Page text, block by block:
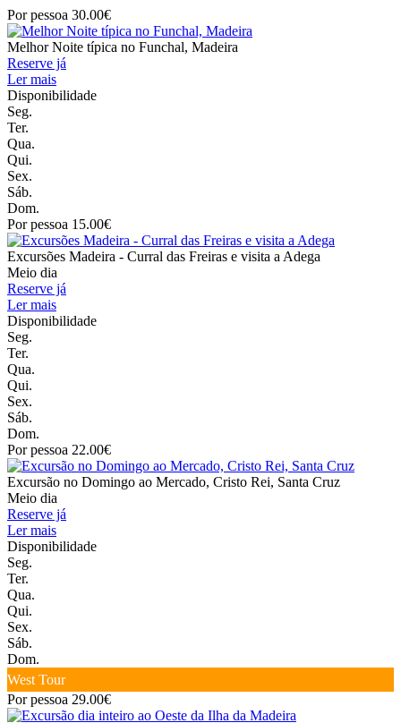
Por pessoa 30.00€
Melhor Noite típica no Funchal, Madeira
Reserve já
Ler mais
Disponibilidade
Seg.
Ter.
Qua.
Qui.
Sex.
Sáb.
Dom.
Por pessoa 15.00€
Excursões Madeira - Curral das Freiras e visita a Adega
Meio dia
Reserve já
Ler mais
Disponibilidade
Seg.
Ter.
Qua.
Qui.
Sex.
Sáb.
Dom.
Por pessoa 22.00€
Excursão no Domingo ao Mercado, Cristo Rei, Santa Cruz
Meio dia
Reserve já
Ler mais
Disponibilidade
Seg.
Ter.
Qua.
Qui.
Sex.
Sáb.
Dom.
West Tour
Por pessoa 29.00€